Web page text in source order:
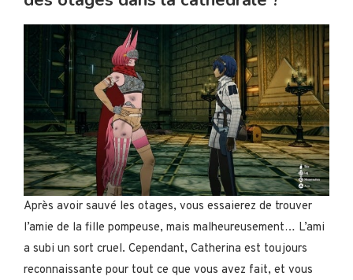
Après avoir sauvé les otages, vous essaierez de trouver
l’amie de la fille pompeuse, mais malheureusement… L’ami
a subi un sort cruel. Cependant, Catherina est toujours
reconnaissante pour tout ce que vous avez fait, et vous